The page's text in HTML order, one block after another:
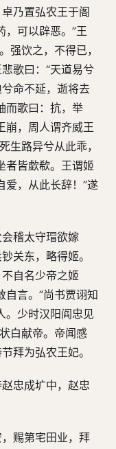
乃置弘农王于阁
，可以辟恶。”王
强饮之，不得已，
歌曰：“天道易兮
命不延，逝将去
而歌曰：抗，举
崩，周人谓齐威王
生路异兮从此乖，
者皆歔欷。王谓姬
爱，从此长辞！”遂
稽太守瑁欲嫁
关东，略得姬。
自名少帝之姬
自言。”尚书贾诩知
。少时汉阳阎忠见
白献帝。帝闻感
拜为弘农王妃。
忠成圹中，赵忠
赐第宅田业，拜